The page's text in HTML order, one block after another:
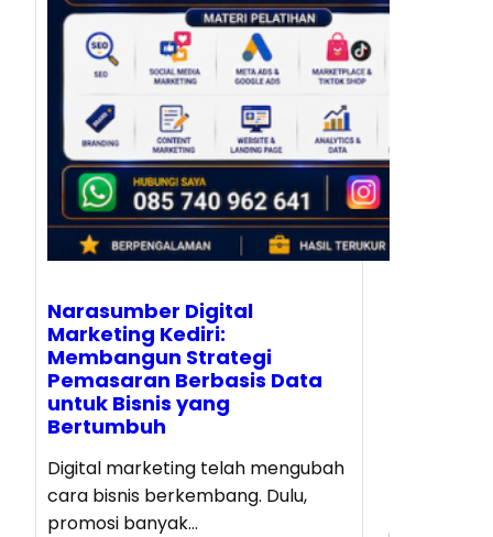
Narasumber Digital
Marketing Kediri:
Membangun Strategi
Pemasaran Berbasis Data
untuk Bisnis yang
Bertumbuh
Digital marketing telah mengubah
cara bisnis berkembang. Dulu,
promosi banyak…